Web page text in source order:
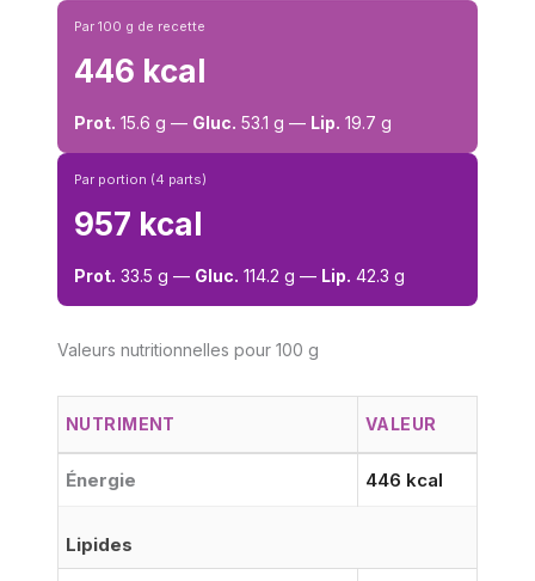
Par 100 g de recette
446 kcal
Prot. 15.6 g — Gluc. 53.1 g — Lip. 19.7 g
Par portion (4 parts)
957 kcal
Prot. 33.5 g — Gluc. 114.2 g — Lip. 42.3 g
Valeurs nutritionnelles pour 100 g
NUTRIMENT VALEUR
Énergie 446 kcal
Lipides